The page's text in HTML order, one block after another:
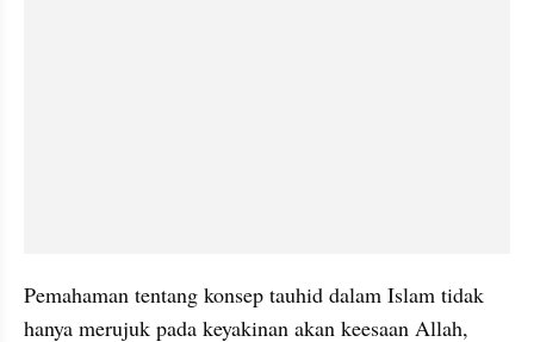
Pemahaman tentang konsep tauhid dalam Islam tidak
hanya merujuk pada keyakinan akan keesaan Allah,